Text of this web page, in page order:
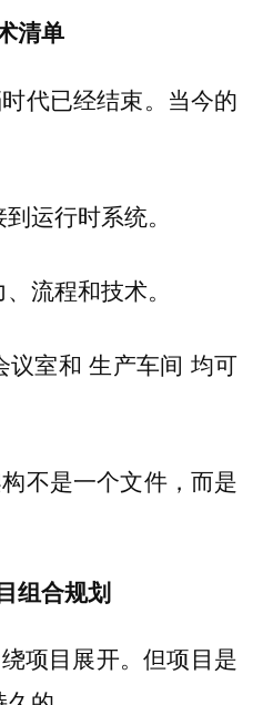
清单
代已经结束。当今的
运行时系统。
流程和技术。
议室和 生产车间 均可
不是一个文件，而是
组合规划
项目展开。但项目是